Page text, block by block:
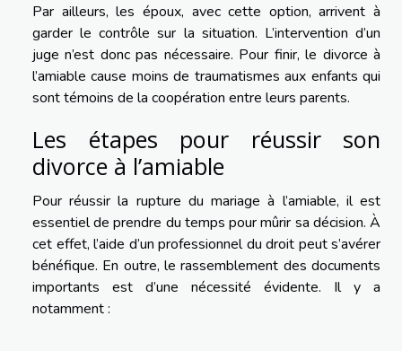
Par ailleurs, les époux, avec cette option, arrivent à
garder le contrôle sur la situation. L’intervention d’un
juge n’est donc pas nécessaire. Pour finir, le divorce à
l’amiable cause moins de traumatismes aux enfants qui
sont témoins de la coopération entre leurs parents.
Les étapes pour réussir son
divorce à l’amiable
Pour réussir la rupture du mariage à l’amiable, il est
essentiel de prendre du temps pour mûrir sa décision. À
cet effet, l’aide d’un professionnel du droit peut s’avérer
bénéfique. En outre, le rassemblement des documents
importants est d’une nécessité évidente. Il y a
notamment :